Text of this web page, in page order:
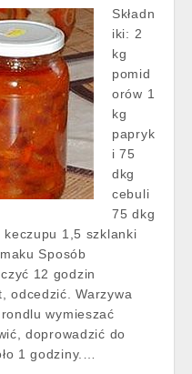
Składn
iki: 2
kg
pomid
orów 1
kg
papryk
i 75
dkg
cebuli
75 dkg
1,5 szklanki
Sposób
12 godzin
odcedzić. Warzywa
wymieszać
doprowadzić do
1 godziny.…